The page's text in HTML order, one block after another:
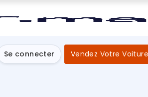
Se connecter Vendez Votre Voiture